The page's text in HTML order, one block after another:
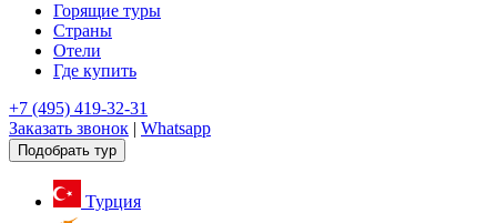
Горящие туры
Страны
Отели
Где купить
+7 (495) 419-32-31
Заказать звонок | Whatsapp
Подобрать тур
Турция